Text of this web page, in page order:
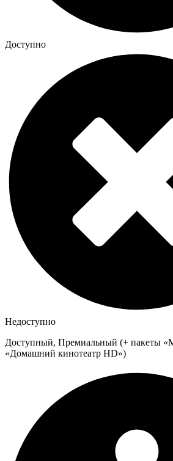
Доступно
Недоступно
Доступный, Премиальный (+ пакеты
«Домашний кинотеатр HD»)